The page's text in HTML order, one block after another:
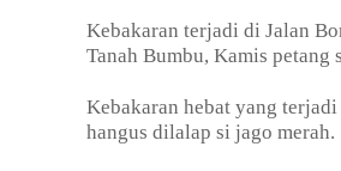
Kebakaran terjadi di Jalan
Tanah Bumbu, Kamis
Kebakaran hebat yang
hangus dilalap si jago merah.